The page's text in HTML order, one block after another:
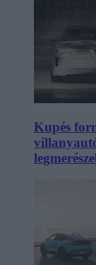
Kupés